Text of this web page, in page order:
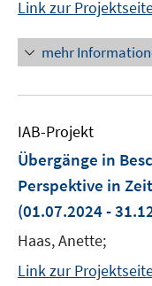
Link zur
mehr
IAB-Projekt
Übergänge in
Perspektive in
(01.07.2024 -
Haas, Anette;
Link zur